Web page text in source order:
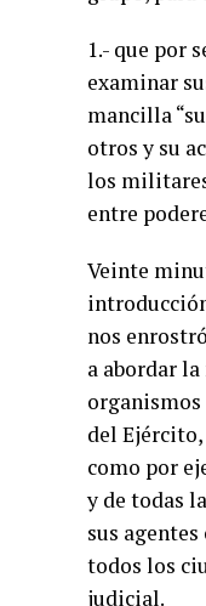
1.- que por
examinar
mancilla
otros y su
los
entre
Veinte
nos
a abordar
del
como por
y de todas
sus
todos los
judicial.